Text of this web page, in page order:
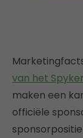
van het
maken een
officiële